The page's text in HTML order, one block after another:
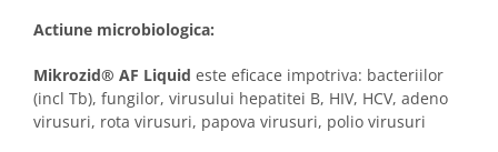
Actiune microbiologica:
Mikrozid® AF Liquid este eficace impotriva: bacteriilor
(incl Tb), fungilor, virusului hepatitei B, HIV, HCV, adeno
virusuri, rota virusuri, papova virusuri, polio virusuri